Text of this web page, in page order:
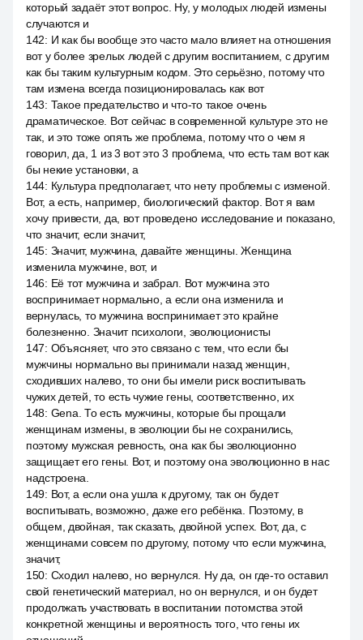
который задаёт этот вопрос. Ну, у молодых людей измены
случаются и
142: И как бы вообще это часто мало влияет на отношения
вот у более зрелых людей с другим воспитанием, с другим
как бы таким культурным кодом. Это серьёзно, потому что
там измена всегда позиционировалась как вот
143: Такое предательство и что-то такое очень
драматическое. Вот сейчас в современной культуре это не
так, и это тоже опять же проблема, потому что о чем я
говорил, да, 1 из 3 вот это 3 проблема, что есть там вот как
бы некие установки, а
144: Культура предполагает, что нету проблемы с изменой.
Вот, а есть, например, биологический фактор. Вот я вам
хочу привести, да, вот проведено исследование и показано,
что значит, если значит,
145: Значит, мужчина, давайте женщины. Женщина
изменила мужчине, вот, и
146: Её тот мужчина и забрал. Вот мужчина это
воспринимает нормально, а если она изменила и
вернулась, то мужчина воспринимает это крайне
болезненно. Значит психологи, эволюционисты
147: Объясняет, что это связано с тем, что если бы
мужчины нормально вы принимали назад женщин,
сходивших налево, то они бы имели риск воспитывать
чужих детей, то есть чужие гены, соответственно, их
148: Gena. То есть мужчины, которые бы прощали
женщинам измены, в эволюции бы не сохранились,
поэтому мужская ревность, она как бы эволюционно
защищает его гены. Вот, и поэтому она эволюционно в нас
надстроена.
149: Вот, а если она ушла к другому, так он будет
воспитывать, возможно, даже его ребёнка. Поэтому, в
общем, двойная, так сказать, двойной успех. Вот, да, с
женщинами совсем по другому, потому что если мужчина,
значит,
150: Сходил налево, но вернулся. Ну да, он где-то оставил
свой генетический материал, но он вернулся, и он будет
продолжать участвовать в воспитании потомства этой
конкретной женщины и вероятность того, что гены их